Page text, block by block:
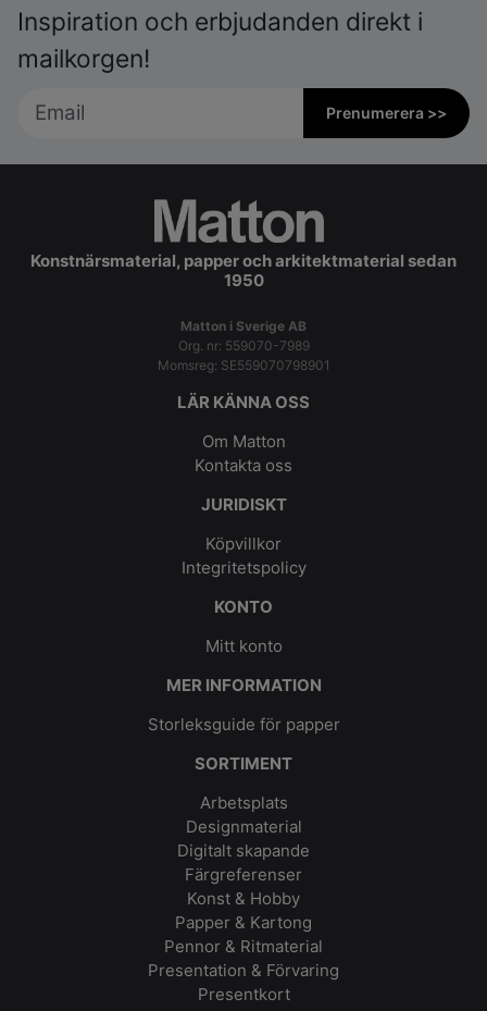
Inspiration och erbjudanden direkt i
mailkorgen!
Prenumerera >>
Konstnärsmaterial, papper och arkitektmaterial sedan
1950
Matton i Sverige AB
Org. nr: 559070-7989
Momsreg: SE559070798901
LÄR KÄNNA OSS
Om Matton
Kontakta oss
JURIDISKT
Köpvillkor
Integritetspolicy
KONTO
Mitt konto
MER INFORMATION
Storleksguide för papper
SORTIMENT
Arbetsplats
Designmaterial
Digitalt skapande
Färgreferenser
Konst & Hobby
Papper & Kartong
Pennor & Ritmaterial
Presentation & Förvaring
Presentkort